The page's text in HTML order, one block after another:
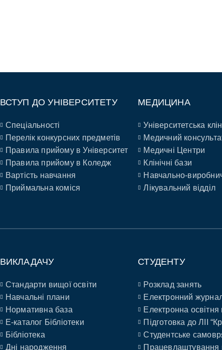
ВСТУП ДО УНІВЕРСИТЕТУ
Спеціальності
Перелік конкурсних предметів
Правила прийому в Університет
Правила прийому в Коледж
Вартість навчання
Приймальна коміся
МЕДИЦИНА
Університетська
Медичний
Медичні Центри
Клінічні бази
Навчально-
Лікувальний відділ
ВИКЛАДАЧУ
Стандарти вищої освіти
Навчальні плани
Нормативна база
E-каталог Бібліотеки
Бібліотека
Дні народження
СТУДЕНТУ
Розклад занять
Електронний
Електронна
Підготовка до ЛІІ
Студентське
Працевлаштування